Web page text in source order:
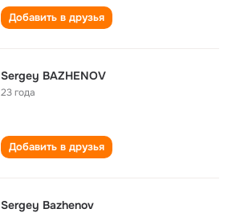
Добавить в друзья
Sergey BAZHENOV
23 года
Добавить в друзья
Sergey Bazhenov